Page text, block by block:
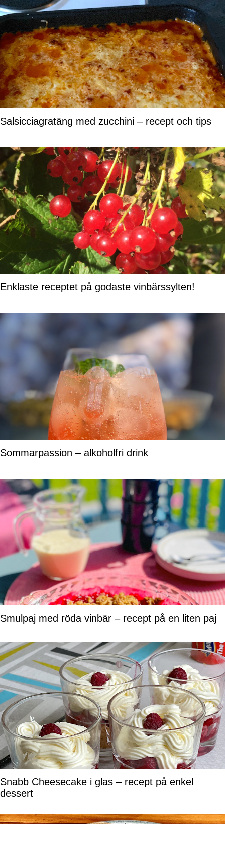
Salsicciagratäng med zucchini – recept och tips
Enklaste receptet på godaste vinbärssylten!
Sommarpassion – alkoholfri drink
Smulpaj med röda vinbär – recept på en liten paj
Snabb Cheesecake i glas – recept på enkel
dessert